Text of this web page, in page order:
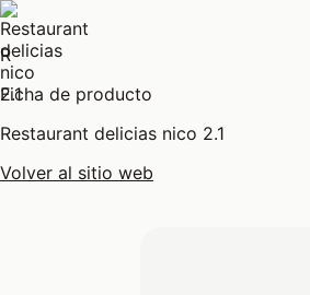
R
Ficha de producto
Restaurant delicias nico 2.1
Volver al sitio web